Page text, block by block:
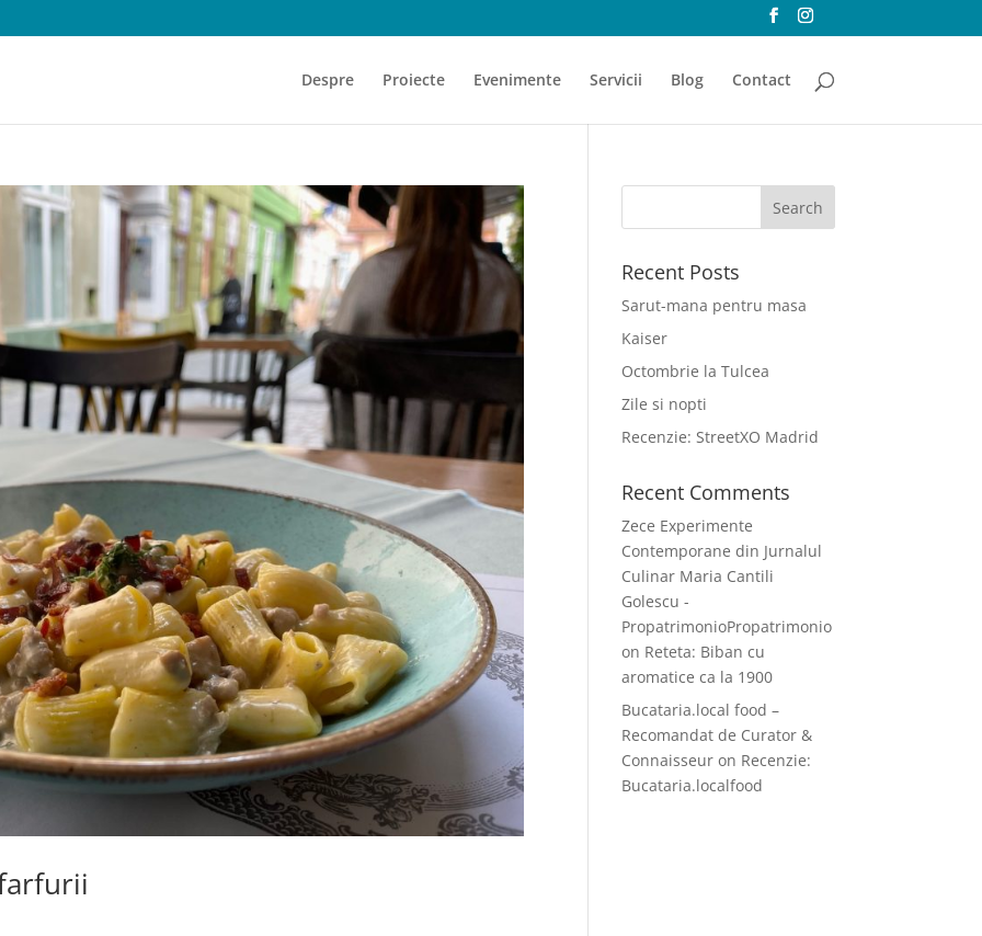
Despre Proiecte Evenimente Servicii Blog Contact
Recent Posts
Sarut-mana pentru masa
Kaiser
Octombrie la Tulcea
Zile si nopti
Recenzie: StreetXO Madrid
Recent Comments
Zece Experimente
Contemporane din Jurnalul
Culinar Maria Cantili
Golescu -
PropatrimonioPropatrimonio
on Reteta: Biban cu
aromatice ca la 1900
Bucataria.local food –
Recomandat de Curator &
Connaisseur on Recenzie:
Bucataria.localfood